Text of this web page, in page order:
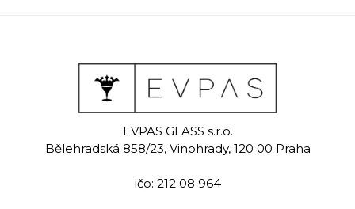
EVPAS GLASS s.r.o.
Bělehradská 858/23, Vinohrady, 120 00 Praha
ičo: 212 08 964